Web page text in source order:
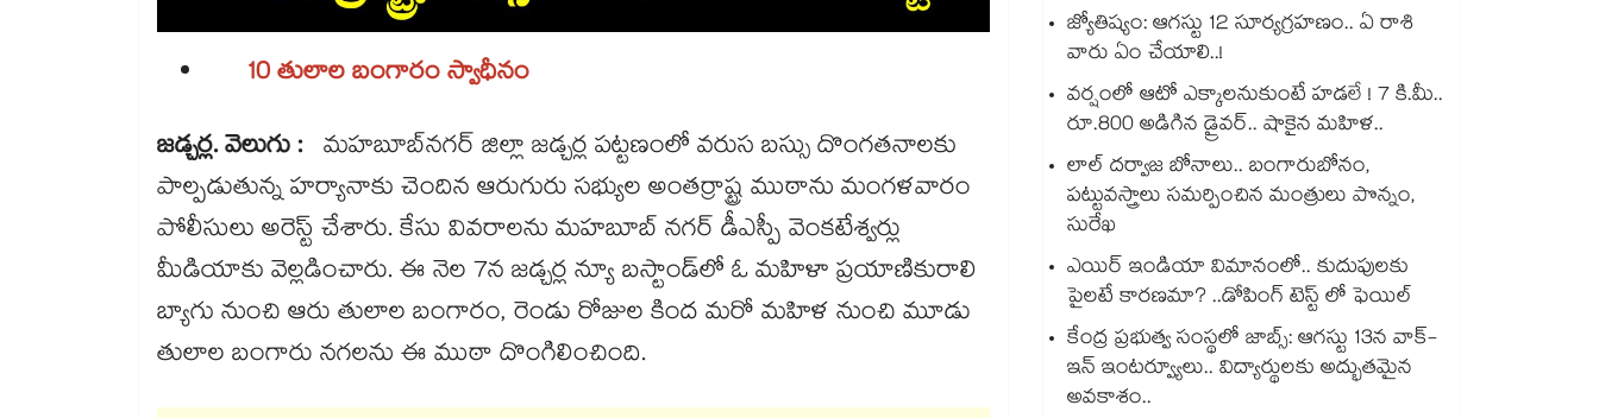
10 తులాల బంగారం స్వాధీనం
జడ్చర్ల. వెలుగు : ​ మహబూబ్​నగర్​ జిల్లా జడ్చర్ల పట్టణంలో వరుస బస్సు దొంగతనాలకు
పాల్పడుతున్న హర్యానాకు చెందిన ఆరుగురు సభ్యుల అంతర్రాష్ట్ర ముఠాను మంగళవారం
పోలీసులు అరెస్ట్ చేశారు. కేసు వివరాలను మహబూబ్ నగర్ డీఎస్పీ వెంకటేశ్వర్లు
మీడియాకు వెల్లడించారు. ఈ నెల 7న జడ్చర్ల న్యూ బస్టాండ్‌‌‌‌లో ఓ మహిళా ప్రయాణికురాలి
బ్యాగు నుంచి ఆరు తులాల బంగారం, రెండు రోజుల కింద మరో మహిళ నుంచి మూడు
తులాల బంగారు నగలను ఈ ముఠా దొంగిలించింది.
జ్యోతిష్యం: ఆగస్టు 12 సూర్యగ్రహణం.. ఏ రాశి
వారు ఏం చేయాలి..!
వర్షంలో ఆటో ఎక్కాలనుకుంటే హడలే ! 7 కి.మీ..
రూ.800 అడిగిన డ్రైవర్.. షాకైన మహిళ..
లాల్ దర్వాజ బోనాలు.. బంగారుబోనం,
పట్టువస్త్రాలు సమర్పించిన మంత్రులు పొన్నం,
సురేఖ
ఎయిర్ ఇండియా విమానంలో.. కుదుపులకు
పైలటే కారణమా? ..డోపింగ్ టెస్ట్ లో ఫెయిల్
కేంద్ర ప్రభుత్వ సంస్థలో జాబ్స్: ఆగస్టు 13న వాక్-
ఇన్ ఇంటర్వ్యూలు.. విద్యార్థులకు అద్భుతమైన
అవకాశం..